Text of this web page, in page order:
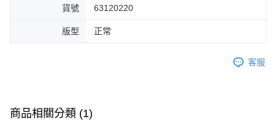
貨號 63120220
版型 正常
客服
商品相關分類 (1)